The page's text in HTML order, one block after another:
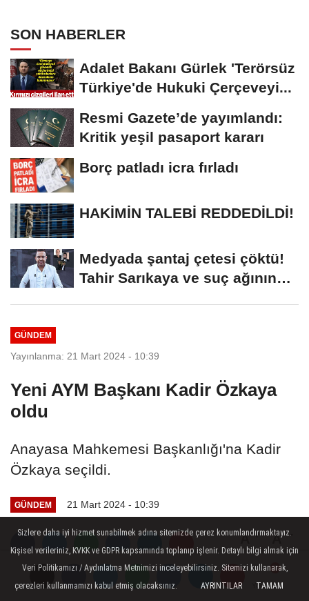
Yorumlar
Yorumlar
Yorumlar
SON HABERLER
Adalet Bakanı Gürlek 'Terörsüz
Türkiye'de Hukuki Çerçeveyi...
Resmi Gazete’de yayımlandı:
Kritik yeşil pasaport kararı
Borç patladı icra fırladı
HAKİMİN TALEBİ REDDEDİLDİ!
Medyada şantaj çetesi çöktü!
Tahir Sarıkaya ve suç ağının
GÜNDEM
Yayınlanma: 21 Mart 2024 - 10:39
Yeni AYM Başkanı Kadir Özkaya
oldu
Anayasa Mahkemesi Başkanlığı'na Kadir
Özkaya seçildi.
GÜNDEM 21 Mart 2024 - 10:39
Yorumlar
A
Büyüt
A
Küçült
Sizlere daha iyi hizmet sunabilmek adına sitemizde çerez konumlandırmaktayız.
Kişisel verileriniz, KVKK ve GDPR kapsamında toplanıp işlenir. Detaylı bilgi almak için
Veri Politikamızı / Aydınlatma Metnimizi inceleyebilirsiniz. Sitemizi kullanarak,
çerezleri kullanmamızı kabul etmiş olacaksınız.
AYRINTILAR TAMAM